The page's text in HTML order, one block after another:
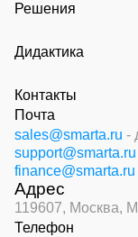
Решения
Дидактика
Контакты
Почта
sales@smarta.ru -
support@smarta.ru
finance@smarta.ru
Адрес
119607, Москва,
Телефон